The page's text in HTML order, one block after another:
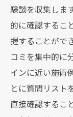
験談を収集しま
的に確認するこ
握することがで
コミを集中的に
インに近い施術
とに質問リスト
直接確認するこ